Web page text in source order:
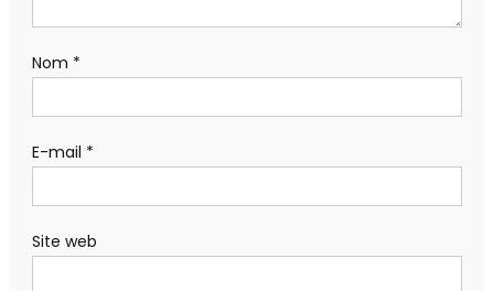
Nom *
E-mail *
Site web